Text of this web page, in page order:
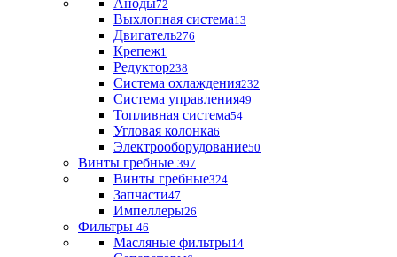
Аноды72
Выхлопная система13
Двигатель276
Крепеж1
Редуктор238
Система охлаждения232
Система управления49
Топливная система54
Угловая колонка6
Электрооборудование50
Винты гребные 397
Винты гребные324
Запчасти47
Импеллеры26
Фильтры 46
Масляные фильтры14